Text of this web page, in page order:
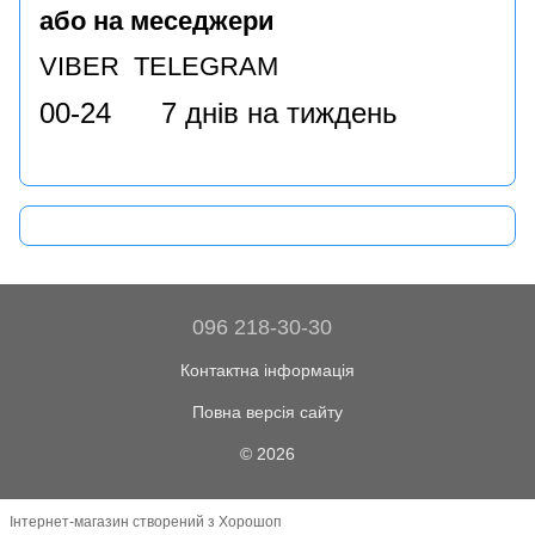
або на меседжери
VIBER TELEGRAM
00-24 7 днів на тиждень
096 218-30-30
Контактна інформація
Повна версія сайту
© 2026
Інтернет-магазин створений з Хорошоп